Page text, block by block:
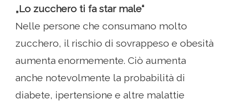
„Lo zucchero ti fa star male“
Nelle persone che consumano molto
zucchero, il rischio di sovrappeso e obesità
aumenta enormemente. Ciò aumenta
anche notevolmente la probabilità di
diabete, ipertensione e altre malattie